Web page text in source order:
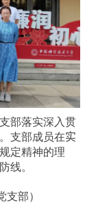
部落实深入贯
支部成员在实
定精神的理
线。
支部）